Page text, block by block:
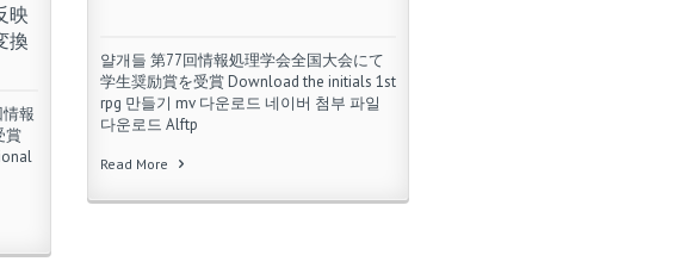
얄개들 第77回情報処理学会全国大会にて
学生奨励賞を受賞 Download the initials 1st
rpg 만들기 mv 다운로드 네이버 첨부 파일
다운로드 Alftp
Read More
映
換
報
賞